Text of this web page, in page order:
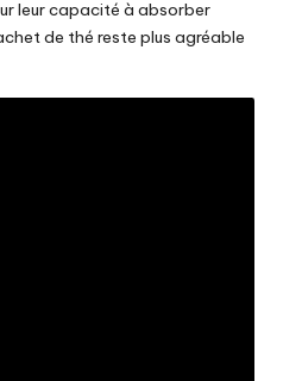
leur capacité à absorber
de thé reste plus agréable